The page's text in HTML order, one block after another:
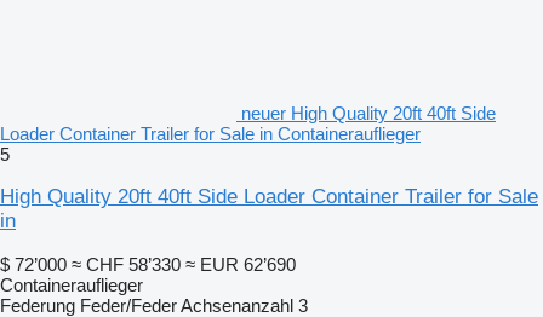
neuer High Quality 20ft 40ft Side
Loader Container Trailer for Sale in Containerauflieger
5
High Quality 20ft 40ft Side Loader Container Trailer for Sale
in
$ 72’000 ≈ CHF 58’330 ≈ EUR 62’690
Containerauflieger
Federung Feder/FederAchsenanzahl 3